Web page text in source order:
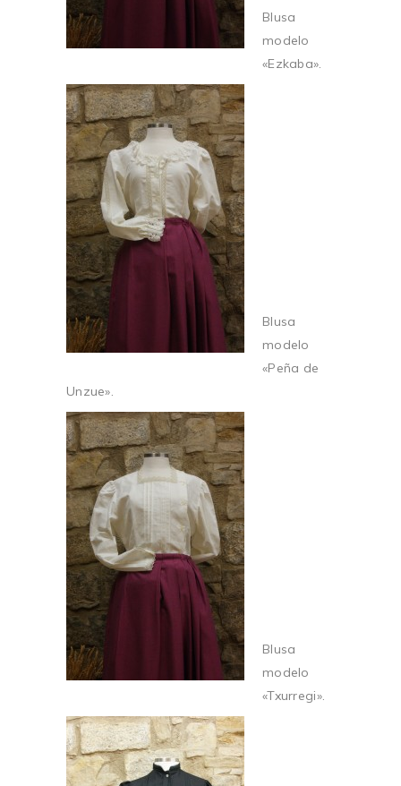
Blusa
modelo
«Ezkaba».
Blusa
modelo
«Peña de
Unzue».
Blusa
modelo
«Txurregi».